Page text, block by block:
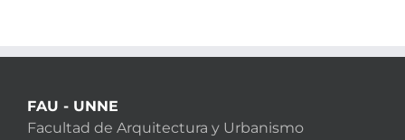
FAU - UNNE
Facultad de Arquitectura y Urbanismo